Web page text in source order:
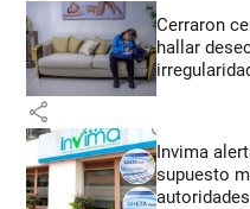
Cerraron
hallar
share
Invima
supuesto